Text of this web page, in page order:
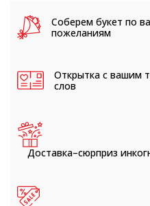
Соберем букет по
пожеланиям
Открытка с вашим
слов
Доставка–сюрприз